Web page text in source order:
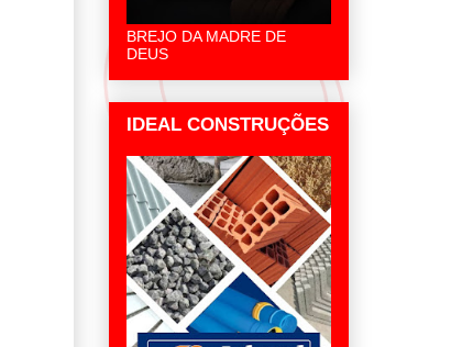
BREJO DA MADRE DE
DEUS
IDEAL CONSTRUÇÕES